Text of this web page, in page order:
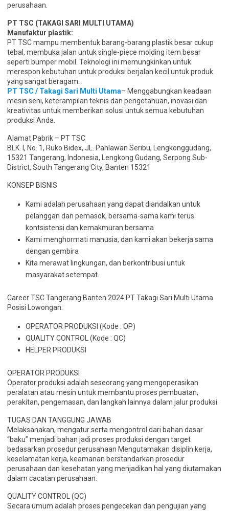
perusahaan.
PT TSC (TAKAGI SARI MULTI UTAMA)
Manufaktur plastik:
PT TSC mampu membentuk barang-barang plastik besar cukup
tebal, membuka jalan untuk single-piece molding item besar
seperti bumper mobil. Teknologi ini memungkinkan untuk
merespon kebutuhan untuk produksi berjalan kecil untuk produk
yang sangat beragam.
PT TSC / Takagi Sari Multi Utama– Menggabungkan keadaan
mesin seni, keterampilan teknis dan pengetahuan, inovasi dan
kreativitas untuk memberikan solusi untuk semua kebutuhan
produksi Anda.
Alamat Pabrik – PT TSC
BLK. I, No. 1, Ruko Bidex, JL. Pahlawan Seribu, Lengkonggudang,
15321 Tangerang, Indonesia, Lengkong Gudang, Serpong Sub-
District, South Tangerang City, Banten 15321
KONSEP BISNIS
Kami adalah perusahaan yang dapat diandalkan untuk
pelanggan dan pemasok, bersama-sama kami terus
kontsistensi dan kemakmuran bersama
Kami menghormati manusia, dan kami akan bekerja sama
dengan gembira
Kita merawat lingkungan, dan berkontribusi untuk
masyarakat setempat.
Career TSC Tangerang Banten 2024 PT Takagi Sari Multi Utama
Posisi Lowongan:
OPERATOR PRODUKSI (Kode : OP)
QUALITY CONTROL (Kode : QC)
HELPER PRODUKSI
OPERATOR PRODUKSI
Operator produksi adalah seseorang yang mengoperasikan
peralatan atau mesin untuk membantu proses pembuatan,
perakitan, pengemasan, dan langkah lainnya dalam jalur produksi.
TUGAS DAN TANGGUNG JAWAB
Melaksanakan, mengatur serta mengontrol dari bahan dasar
“baku” menjadi bahan jadi proses produksi dengan target
bedasarkan prosedur perusahaan Mengutamakan disiplin kerja,
keselamatan kerja, keamanan berstandarkan prosedur
perusahaan dan kesehatan yang menjadikan hal yang diutamakan
dalam cacatan perusahaan.
QUALITY CONTROL (QC)
Secara umum adalah proses pengecekan dan pengujian yang